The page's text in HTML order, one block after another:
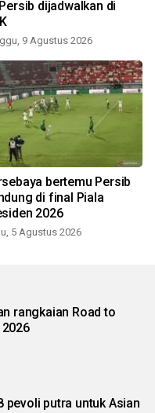
dijadwalkan di
9 Agustus 2026
bertemu Persib
di final Piala
2026
5 Agustus 2026
rangkaian Road to
pevoli putra untuk Asian